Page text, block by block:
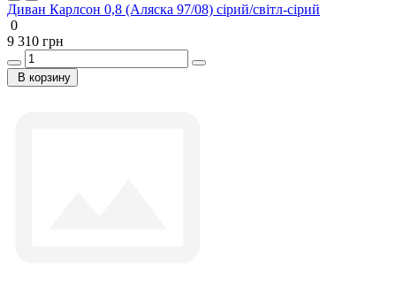
Диван Карлсон 0,8 (Аляска 97/08) сірий/світл-сірий
0
9 310 грн
В корзину